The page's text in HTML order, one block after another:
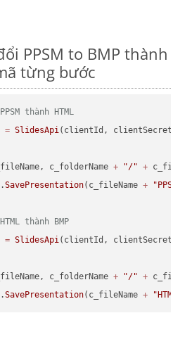
PPSM to BMP thành
từng bước
thành HTML
= SlidesApi(clientId, clientSecret);
c_folderName + "/" +
.SavePresentation(c_fileName + "PPSM"
thành BMP
= SlidesApi(clientId, clientSecret);
c_folderName + "/" +
.SavePresentation(c_fileName + "HTML"